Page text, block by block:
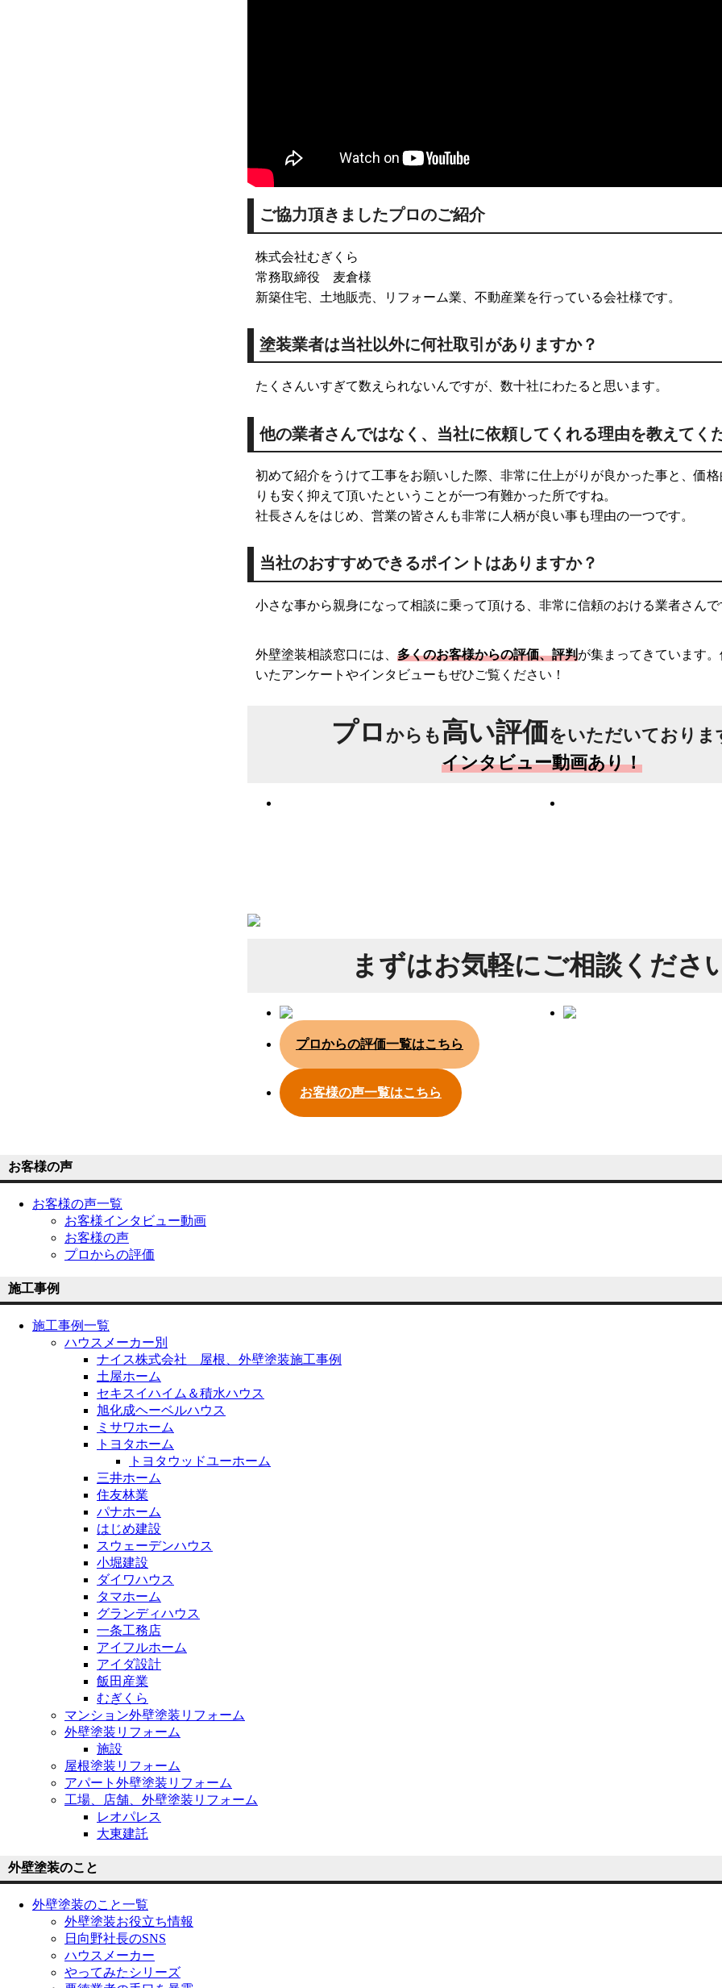
ご協力頂きましたプロのご紹介
株式会社むぎくら
常務取締役 麦倉様
新築住宅、土地販売、リフォーム業、不動産業を行っている会社様です。
塗装業者は当社以外に何社取引がありますか？
たくさんいすぎて数えられないんですが、数十社にわたると思います。
他の業者さんではなく、当社に依頼してくれる理由を教えてく
初めて紹介をうけて工事をお願いした際、非常に仕上がりが良かった事と、価
りも安く抑えて頂いたということが一つ有難かった所ですね。
社長さんをはじめ、営業の皆さんも非常に人柄が良い事も理由の一つです。
当社のおすすめできるポイントはありますか？
小さな事から親身になって相談に乗って頂ける、非常に信頼のおける業者さん
外壁塗装相談窓口には、 多くのお客様からの評価、評判が集まってきています
いたアンケートやインタビューもぜひご覧ください！
プロ からも高い評価をいただいておりま
インタビュー動画あり！
まずはお気軽にご相談くださ
プロからの評価一覧はこちら
お客様の声一覧はこちら
お客様の声
お客様の声一覧
お客様インタビュー動画
お客様の声
プロからの評価
施工事例
施工事例一覧
ハウスメーカー別
ナイス株式会社 屋根、外壁塗装施工事例
土屋ホーム
セキスイハイム＆積水ハウス
旭化成ヘーベルハウス
ミサワホーム
トヨタホーム
トヨタウッドユーホーム
三井ホーム
住友林業
パナホーム
はじめ建設
スウェーデンハウス
小堀建設
ダイワハウス
タマホーム
グランディハウス
一条工務店
アイフルホーム
アイダ設計
飯田産業
むぎくら
マンション外壁塗装リフォーム
外壁塗装リフォーム
施設
屋根塗装リフォーム
アパート外壁塗装リフォーム
工場、店舗、外壁塗装リフォーム
レオパレス
大東建託
外壁塗装のこと
外壁塗装のこと一覧
外壁塗装お役立ち情報
日向野社長のSNS
ハウスメーカー
やってみたシリーズ